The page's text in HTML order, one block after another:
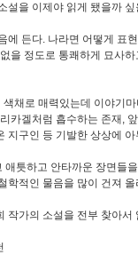
설을 이제야 읽게 됐을까
에 든다. 나라면 어떻게 표
을 정도로 통쾌하게 묘사
채로 매력있는데 이야기
카겔처럼 흡수하는 존재,
지구인 등 기발한 상상에
애틋하고 안타까운 장면들
학적인 물음을 많이 건져
작가의 소설을 전부 찾아서